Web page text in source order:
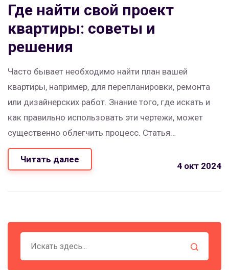
Где найти свой проект
квартиры: советы и
решения
Часто бывает необходимо найти план вашей
квартиры, например, для перепланировки, ремонта
или дизайнерских работ. Знание того, где искать и
как правильно использовать эти чертежи, может
существенно облегчить процесс. Статья
рассказывает, куда обращаться и на что обращать
внимание при поиске проектов. Узнайте, как
для создания или модификации плана. Также
взаимодействию с профессионалами.
Читать далее
4 окт 2024